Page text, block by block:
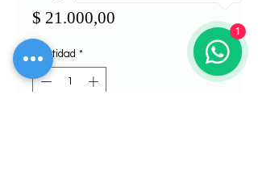
$ 21.000,00
Cantidad *
1